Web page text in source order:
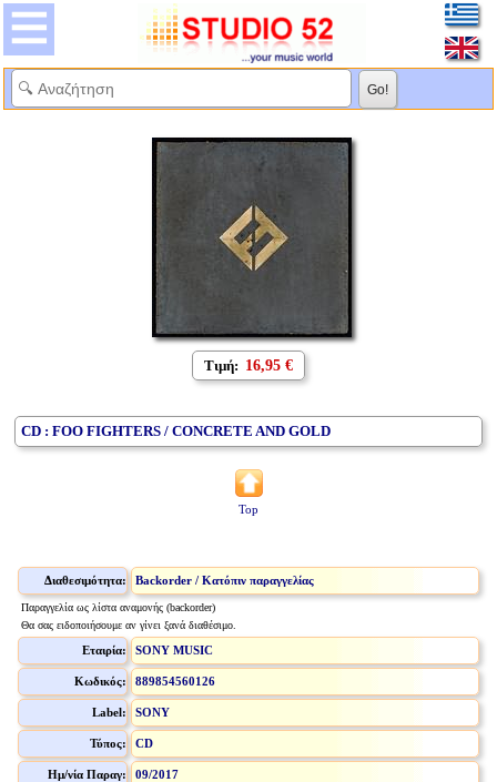
Τιμή: 16,95 €
CD : FOO FIGHTERS / CONCRETE AND GOLD
Top
Διαθεσιμότητα: Backorder / Κατόπιν παραγγελίας
Παραγγελία ως λίστα αναμονής (backorder)
Θα σας ειδοποιήσουμε αν γίνει ξανά διαθέσιμο.
Εταιρία: SONY MUSIC
Κωδικός: 889854560126
Label: SONY
Τύπος: CD
Ημ/νία Παραγ: 09/2017